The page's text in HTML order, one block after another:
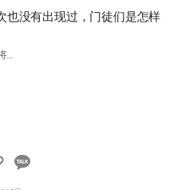
也没有出现过，门徒们是怎样
…
카